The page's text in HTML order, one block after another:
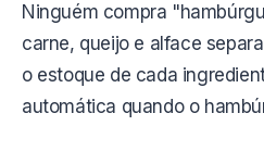
Ninguém compra
carne, queijo e alface
o estoque de cada
automática quando o